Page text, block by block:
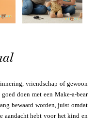
vriendschap of gewoon
doen met een Make-a-bear
bewaard worden, juist omdat
aandacht hebt voor het kind en